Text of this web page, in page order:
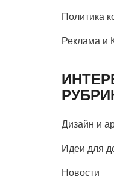
Политика
Реклама и
Дизайн и
Идеи для
Новости